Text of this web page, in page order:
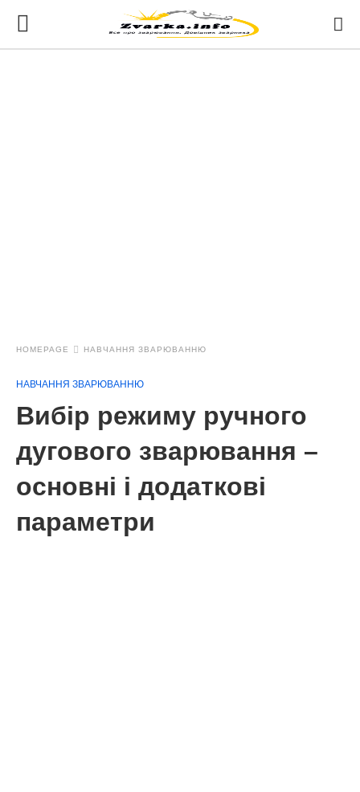
HOMEPAGE НАВЧАННЯ ЗВАРЮВАННЮ
НАВЧАННЯ ЗВАРЮВАННЮ
Вибір режиму ручного
дугового зварювання –
основні і додаткові
параметри